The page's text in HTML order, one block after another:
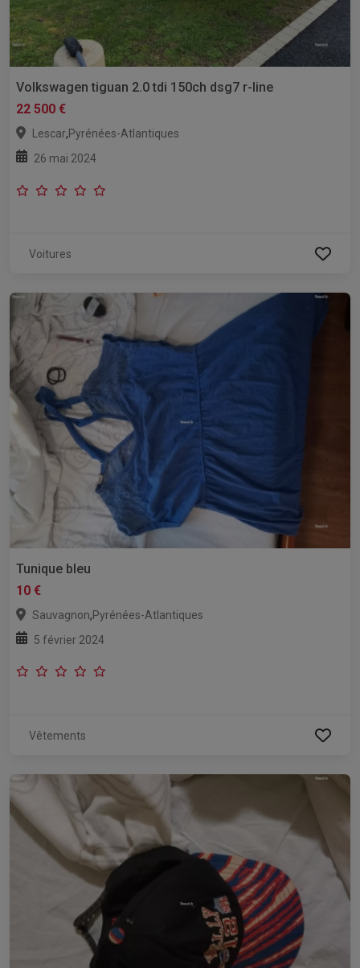
Volkswagen tiguan 2.0 tdi 150ch dsg7 r-line
22 500 €
Lescar,Pyrénées-Atlantiques
26 mai 2024
Voitures
Tunique bleu
10 €
Sauvagnon,Pyrénées-Atlantiques
5 février 2024
Vêtements